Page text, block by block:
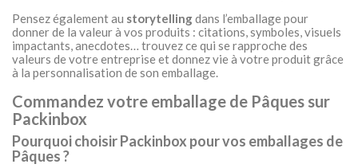
Pensez également au storytellingdans l’emballage pour
donner de la valeur à vos produits : citations, symboles, visuels
impactants, anecdotes… trouvez ce qui se rapproche des
valeurs de votre entreprise et donnez vie à votre produit grâce
à la personnalisation de son emballage.
Commandez votre emballage de Pâques sur
Packinbox
Pourquoi choisir Packinbox pour vos emballages de
Pâques ?